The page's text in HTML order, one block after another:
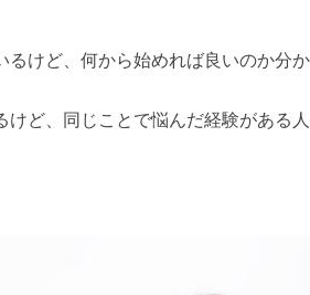
るけど、何から始めれば良いのか分か
けど、同じことで悩んだ経験がある人